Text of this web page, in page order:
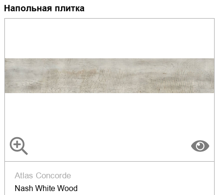
Напольная плитка
Atlas Concorde
Nash White Wood